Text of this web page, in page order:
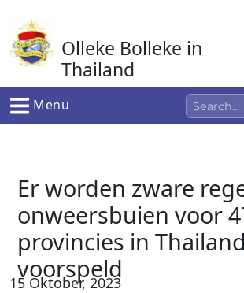
naar
de
inhoud
Olleke Bolleke in
Thailand
In Thailand
Menu
Er worden zware
onweersbuien voor
provincies in Thailand
voorspeld
15 Oktober, 2023